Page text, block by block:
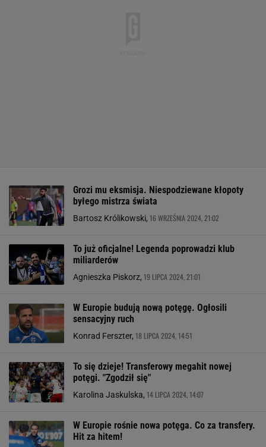
Grozi mu eksmisja. Niespodziewane kłopoty
byłego mistrza świata
Bartosz Królikowski, 16 WRZEŚNIA 2024, 21:02
To już oficjalne! Legenda poprowadzi klub
miliarderów
Agnieszka Piskorz, 19 LIPCA 2024, 21:01
W Europie budują nową potęgę. Ogłosili
sensacyjny ruch
Konrad Ferszter, 18 LIPCA 2024, 14:51
To się dzieje! Transferowy megahit nowej
potęgi. "Zgodził się"
Karolina Jaskulska, 14 LIPCA 2024, 14:07
W Europie rośnie nowa potęga. Co za transfery.
Hit za hitem!